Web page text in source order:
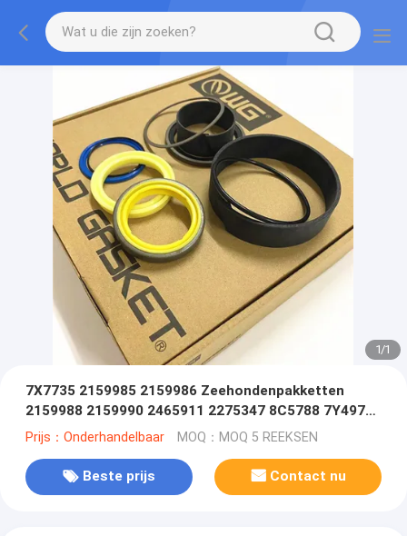
1/1
7X7735 2159985 2159986 Zeehondenpakketten
2159988 2159990 2465911 2275347 8C5788 7Y4970
7Y4698 3769017 938G 2309350
Prijs：Onderhandelbaar MOQ：MOQ 5 REEKSEN
Beste prijs Contact nu